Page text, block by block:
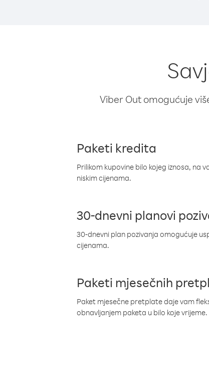
Viber Out omogućuje
Paketi kredita
Prilikom kupovine bilo kojeg iznosa, na
niskim cijenama.
30-dnevni planovi
30-dnevni plan pozivanja omogućuje
cijenama.
Paketi mjesečnih
Paket mjesečne pretplate daje vam
obnavljanjem paketa u bilo koje